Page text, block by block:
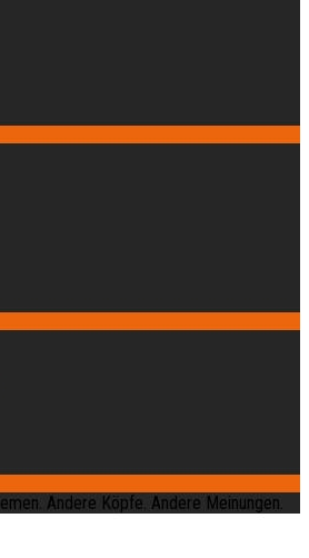
Andere Köpfe. Andere Meinungen.